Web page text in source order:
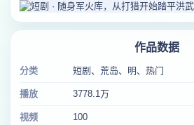
作品数据
分类 短剧、荒岛、明、热门
播放 3778.1万
视频 100